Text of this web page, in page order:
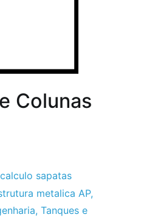
Colunas
calculo sapatas
metalica AP,
, Tanques e